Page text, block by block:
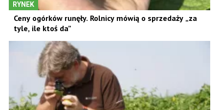
RYNEK
Ceny ogórków runęły. Rolnicy mówią o sprzedaży „za
tyle, ile ktoś da”